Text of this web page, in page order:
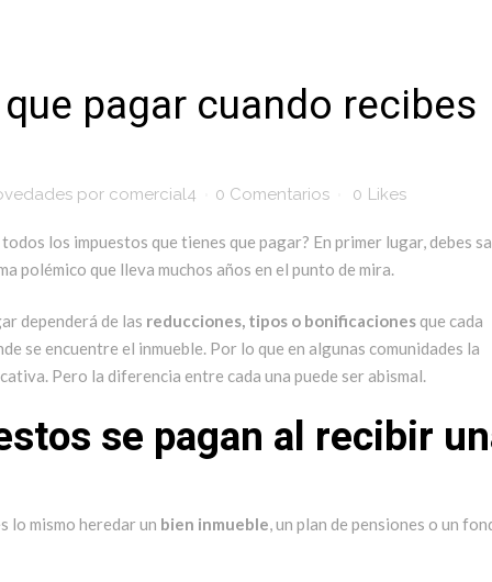
pagar cuando recibes
por comercial4 0 Comentarios 0 Likes
los impuestos que tienes que pagar? En primer lugar, debes
polémico que lleva muchos años en el punto de mira.
dependerá de las reducciones, tipos o bonificacionesque cada
se encuentre el inmueble. Por lo que en algunas comunidades la
Pero la diferencia entre cada una puede ser abismal.
se pagan al recibir
lo mismo heredar un bien inmueble, un plan de pensiones o un